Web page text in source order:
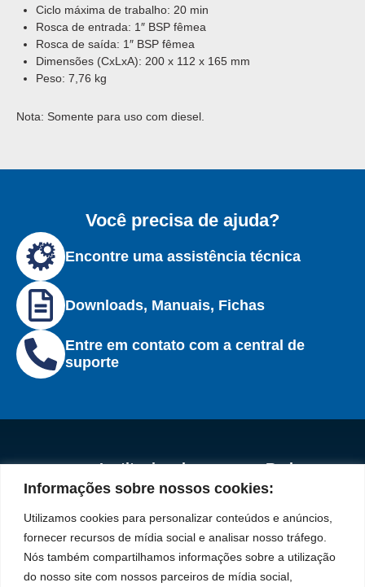
Informações sobre nossos cookies:
Utilizamos cookies para personalizar conteúdos e anúncios,
fornecer recursos de mídia social e analisar nosso tráfego.
Nós também compartilhamos informações sobre a utilização
do nosso site com nossos parceiros de mídia social,
Ciclo máxima de trabalho: 20 min
Rosca de entrada: 1″ BSP fêmea
Rosca de saída: 1″ BSP fêmea
Dimensões (CxLxA): 200 x 112 x 165 mm
Peso: 7,76 kg
Nota: Somente para uso com diesel.
Você precisa de ajuda?
Encontre uma assistência técnica
Downloads, Manuais, Fichas
Entre em contato com a central de
suporte
líder
em
fabricação
de
Políticas de
Privacidade
de
Cookies
Institucional
Produtos
Localização
Rua Tiradentes,
Conosco
5050
Redes
Sociais
Youtube